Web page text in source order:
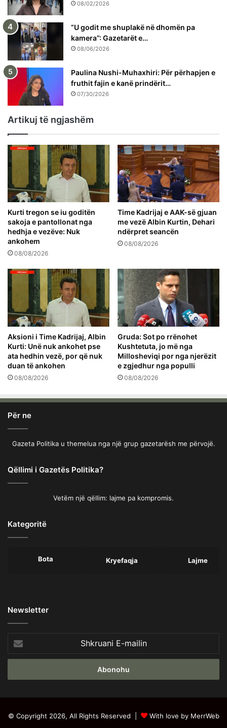
08/02/2026
“U godit me shuplakë në dhomën pa
kamera”: Gazetarët e…
08/06/2026
Paulina Nushi-Muhaxhiri: Për përhapjen e
fruthit fajin e kanë prindërit…
07/30/2026
Artikuj të ngjashëm
Kurti tregon se iu goditën
sakoja e pantollonat nga
hedhja e vezëve: Nuk
ankohem
08/08/2026
Time Kadrijaj e AAK-së gjuan
me vezë Albin Kurtin, Dehari
ndërpret seancën
08/08/2026
Aksioni i Time Kadrijaj, Albin
Kurti: Unë nuk ankohet pse
ata hedhin vezë, por që nuk
duan të ankohen
08/08/2026
Gruda: Sot po rrënohet
Kushtetuta, jo më nga
Millosheviqi por nga njerëzit
e zgjedhur nga populli
08/08/2026
Për ne
Gazeta Politika u themelua nga një grup gazetarësh me përvojë.
Qëllimi i Gazetës Politika?
Vetëm një qëllim: lajme pa kompromis.
Kategoritë
Bota Kryefaqja Lajme
Newsletter
E-
mailin
© Copyright 2026, All Rights Reserved |
With love by MerrWeb